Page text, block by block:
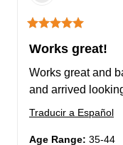
Works great!
Works great and
and arrived
Traducir a Español
Age Range: 35-44